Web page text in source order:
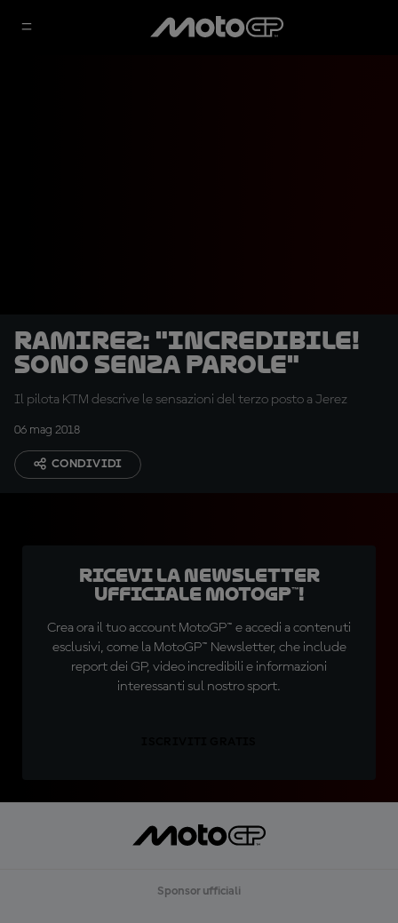
Ramirez: "Incredibile!
Sono senza parole"
Il pilota KTM descrive le sensazioni del terzo posto a Jerez
06 mag 2018
CONDIVIDI
Ricevi la newsletter
ufficiale MotoGP™!
Crea ora il tuo account MotoGP™ e accedi a contenuti
esclusivi, come la MotoGP™ Newsletter, che include
report dei GP, video incredibili e informazioni
interessanti sul nostro sport.
Sponsor ufficiali